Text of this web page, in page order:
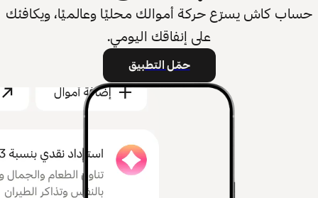
حساب كاش يسرّع حركة أموالك محليًا وعالميًا، ويكافئك
على إنفاقك اليومي.
حمّل التطبيق